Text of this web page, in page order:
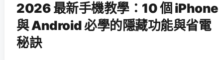
2026 最新手機教學：10 個 iPhone
與 Android 必學的隱藏功能與省電
秘訣